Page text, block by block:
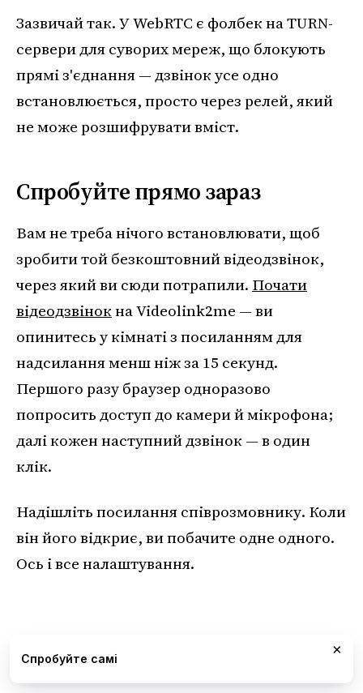
Зазвичай так. У WebRTC є фолбек на TURN-
сервери для суворих мереж, що блокують
прямі з'єднання — дзвінок усе одно
встановлюється, просто через релей, який
не може розшифрувати вміст.
Спробуйте прямо зараз
Вам не треба нічого встановлювати, щоб
зробити той безкоштовний відеодзвінок,
через який ви сюди потрапили. Почати
відеодзвінокна Videolink2me — ви
опинитесь у кімнаті з посиланням для
надсилання менш ніж за 15 секунд.
Першого разу браузер одноразово
попросить доступ до камери й мікрофона;
далі кожен наступний дзвінок — в один
клік.
Надішліть посилання співрозмовнику. Коли
він його відкриє, ви побачите одне одного.
Ось і все налаштування.
×
Спробуйте самі